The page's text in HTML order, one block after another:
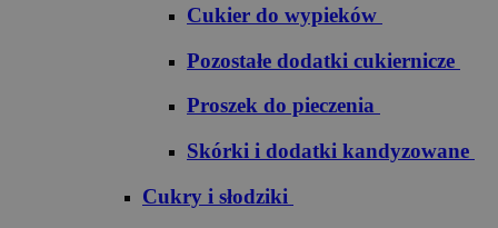
Cukier do wypieków
Pozostałe dodatki cukiernicze
Proszek do pieczenia
Skórki i dodatki kandyzowane
Cukry i słodziki